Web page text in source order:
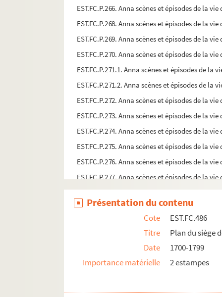
EST.FC.P.266. Anna scènes et épisodes de la
EST.FC.P.268. Anna scènes et épisodes de la
EST.FC.P.269. Anna scènes et épisodes de la
EST.FC.P.270. Anna scènes et épisodes de la
EST.FC.P.271.1. Anna scènes et épisodes de
EST.FC.P.271.2. Anna scènes et épisodes de
EST.FC.P.272. Anna scènes et épisodes de la
EST.FC.P.273. Anna scènes et épisodes de la
EST.FC.P.274. Anna scènes et épisodes de la
EST.FC.P.275. Anna scènes et épisodes de la
EST.FC.P.276. Anna scènes et épisodes de la
EST.FC.P.277. Anna scènes et épisodes de la
EST.FC.P.281. Anna scènes et épisodes de la
EST.FC.4056. A la soeur Marthe - Chicorée
EST.FC.4008. A l'assaut !
EST.FC.145. A Nans-Sous-Sainte-Anne
EST.FC.4099. A Notre Dame du Haut,
EST.FC.393. Abbaye d'Acey, XVII septbre
Présentation du contenu
Cote
EST.FC.486
Titre
Plan du siège
Date
1700-1799
Importance matérielle
2 estampes